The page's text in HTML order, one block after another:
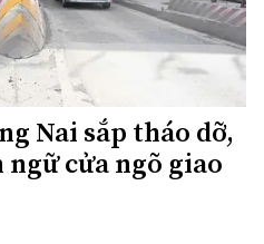
Nai sắp tháo dỡ,
cửa ngõ giao